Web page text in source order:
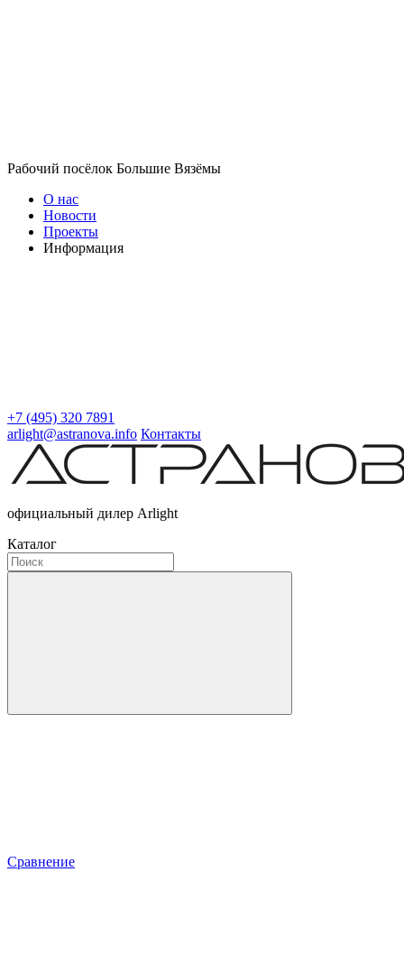
Рабочий посёлок Большие Вязёмы
О нас
Новости
Проекты
Информация
+7 (495) 320 7891
arlight@astranova.info Контакты
официальный дилер Arlight
Каталог
Сравнение